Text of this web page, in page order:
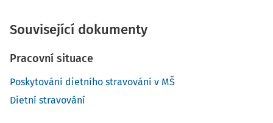
Související dokumenty
Pracovní situace
Poskytování dietního stravování v MŠ
Dietní stravování